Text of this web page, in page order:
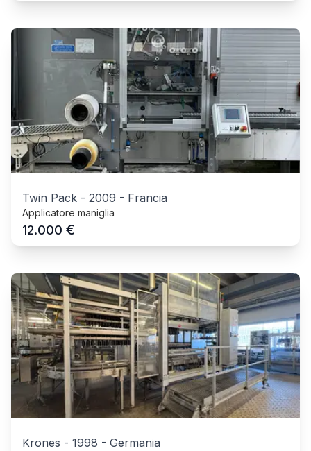
Twin Pack - 2009 - Francia
Applicatore maniglia
12.000 €
Krones - 1998 - Germania